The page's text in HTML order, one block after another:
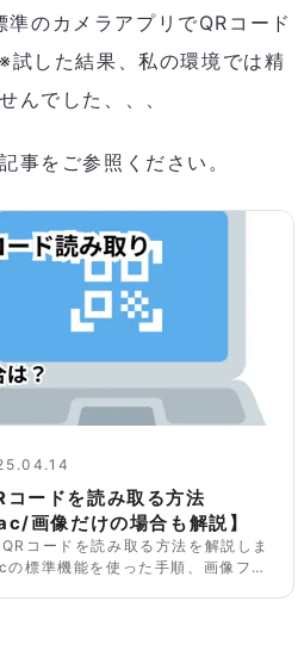
のカメラアプリでQRコード
試した結果、私の環境では精
んでした、、、
事をご参照ください。
ードを読み取る方法
画像だけの場合も解説】
コードを読み取る方法を解説しま
標準機能を使った手順、画像ファ